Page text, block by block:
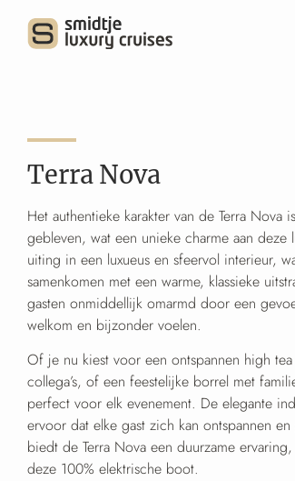
Terra Nova
Het authentieke karakter van de Terra
gebleven, wat een unieke charme aan
uiting in een luxueus en sfeervol interieur,
samenkomen met een warme, klassieke
gasten onmiddellijk omarmd door een
welkom en bijzonder voelen.
Of je nu kiest voor een ontspannen high
collega’s, of een feestelijke borrel met
perfect voor elk evenement. De elegante
ervoor dat elke gast zich kan ontspannen
biedt de Terra Nova een duurzame
deze 100% elektrische boot.